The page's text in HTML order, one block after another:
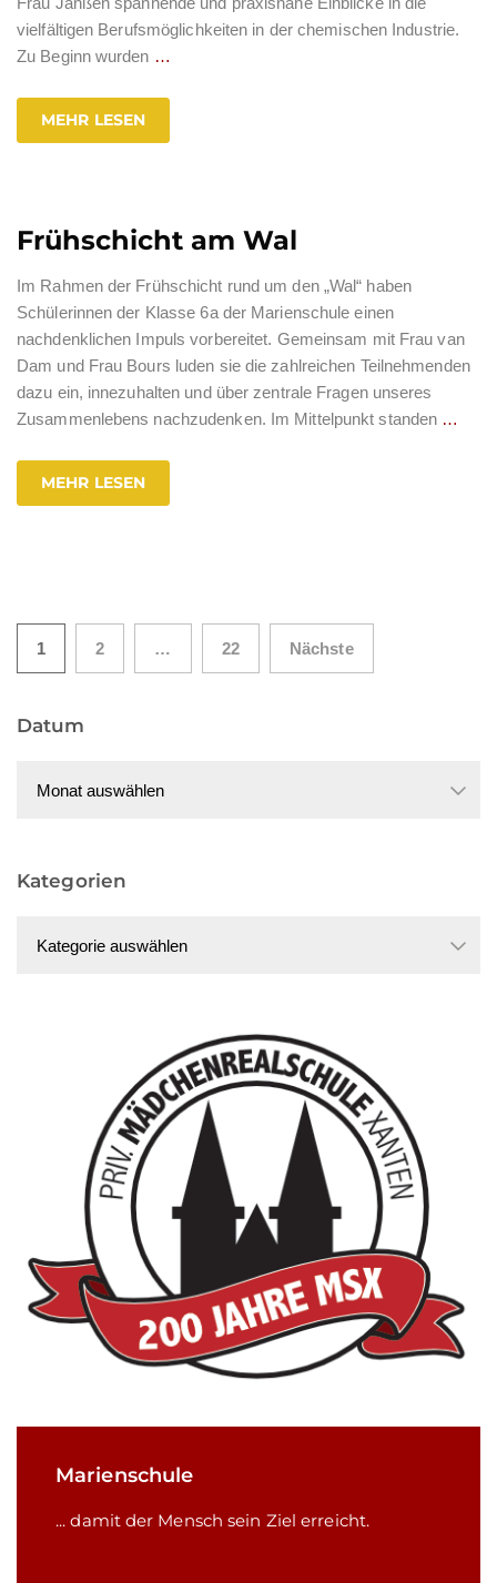
vielfältigen Berufsmöglichkeiten in der chemischen Industrie.
Zu Beginn wurden …
MEHR LESEN
Frühschicht am Wal
Im Rahmen der Frühschicht rund um den „Wal“ haben
Schülerinnen der Klasse 6a der Marienschule einen
nachdenklichen Impuls vorbereitet. Gemeinsam mit Frau van
Dam und Frau Bours luden sie die zahlreichen Teilnehmenden
dazu ein, innezuhalten und über zentrale Fragen unseres
Zusammenlebens nachzudenken. Im Mittelpunkt standen …
MEHR LESEN
Seitennummerierung
Beiträge
1 2 … 22 Nächste
Datum
Kategorien
Marienschule
... damit der Mensch sein Ziel erreicht.